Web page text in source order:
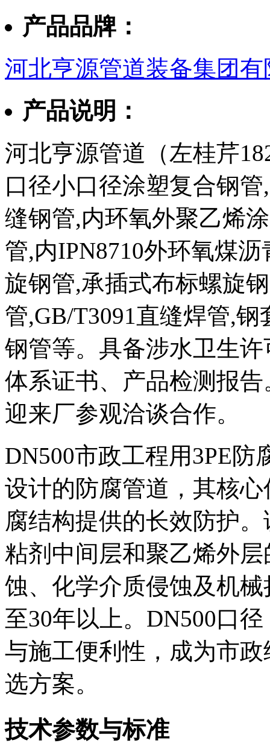
产品品牌：
河北亨源管道装备集团有
产品说明：
河北亨源管道（左桂芹
口径小口径涂塑复合钢
缝钢管,内环氧外聚乙烯
管,内IPN8710外环氧煤
旋钢管,承插式布标螺旋
管,GB/T3091直缝焊管,
钢管等。具备涉水卫生
体系证书、产品检测报
迎来厂参观洽谈合作。
DN500市政工程用3PE
设计的防腐管道，其核
腐结构提供的长效防护
粘剂中间层和聚乙烯外
蚀、化学介质侵蚀及机
至30年以上。DN500口
与施工便利性，成为市
选方案。
技术参数与标准